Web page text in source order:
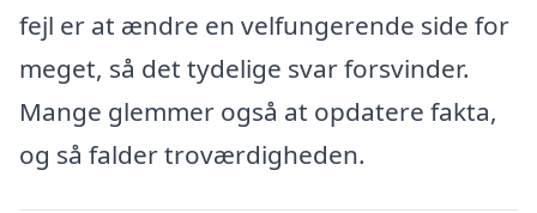
fejl er at ændre en velfungerende side for
meget, så det tydelige svar forsvinder.
Mange glemmer også at opdatere fakta,
og så falder troværdigheden.